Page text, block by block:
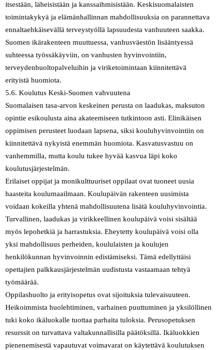
itsestään, läheisistään ja kanssaihmisistään. Keskisuomalaisten
toimintakykyä ja elämänhallinnan mahdollisuuksia on parannettava
ennaltaehkäisevällä terveystyöllä lapsuudesta vanhuuteen saakka.
Suomen ikärakenteen muuttuessa, vanhusväestön lisääntyessä
suhteessa työssäkäyviin, on vanhusten hyvinvointiin,
terveydenhuoltopalveluihin ja viriketoimintaan kiinnitettävä
erityistä huomiota.
5.6. Koulutus Keski-Suomen vahvuutena
Suomalaisen tasa-arvon keskeinen perusta on laadukas, maksuton
opintie esikoulusta aina akateemiseen tutkintoon asti. Elinikäisen
oppimisen perusteet luodaan lapsena, siksi kouluhyvinvointiin on
kiinnitettävä nykyistä enemmän huomiota. Kasvatusvastuu on
vanhemmilla, mutta koulu tukee hyvää kasvua läpi koko
koulutusjärjestelmän.
Erilaiset oppijat ja monikulttuuriset oppilaat ovat tuoneet uusia
haasteita koulumaailmaan. Koulupäivän rakenteen uusimista
voidaan kokeilla yhtenä mahdollisuutena lisätä kouluhyvinvointia.
Turvallinen, laadukas ja virikkeellinen koulupäivä voisi sisältää
myös lepohetkiä ja harrastuksia. Eheytetty koulupäivä voisi olla
yksi mahdollisuus perheiden, koululaisten ja koulujen
henkilökunnan hyvinvoinnin edistämiseksi. Tämä edellyttäisi
opettajien palkkausjärjestelmän uudistusta vastaamaan tehtyä
työmäärää.
Oppilashuolto ja erityisopetus ovat sijoituksia tulevaisuuteen.
Heikoimmista huolehtiminen, varhainen puuttuminen ja yksilöllinen
tuki koko ikäluokalle tuottaa parhaita tuloksia. Perusopetuksen
resurssit on turvattava valtakunnallisilla päätöksillä. Ikäluokkien
pienenemisestä vapautuvat voimavarat on käytettävä koulutuksen